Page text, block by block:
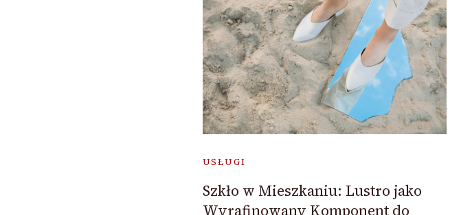
USŁUGI
Szkło w Mieszkaniu: Lustro jako
Wyrafinowany Komponent do